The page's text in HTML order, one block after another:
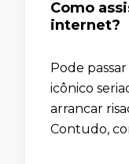
Como
internet?
Pode
icônico
arrancar
Contudo,